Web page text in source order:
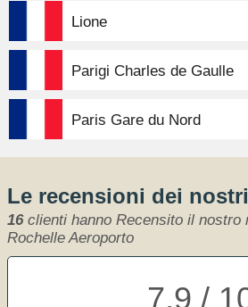
Lione
Parigi Charles de Gaulle
Paris Gare du Nord
Le recensioni dei
16clienti hanno Recensito il nostro
Rochelle Aeroporto
7,9 /